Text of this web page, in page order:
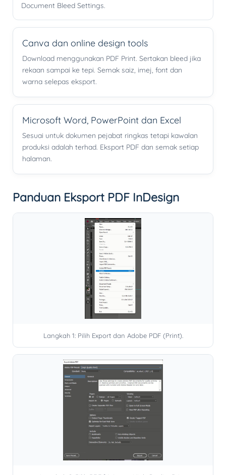
Document Bleed Settings.
Canva dan online design tools
Download menggunakan PDF Print. Sertakan bleed jika
rekaan sampai ke tepi. Semak saiz, imej, font dan
warna selepas eksport.
Microsoft Word, PowerPoint dan Excel
Sesuai untuk dokumen pejabat ringkas tetapi kawalan
produksi adalah terhad. Eksport PDF dan semak setiap
halaman.
Panduan Eksport PDF InDesign
Langkah 1: Pilih Export dan Adobe PDF (Print).